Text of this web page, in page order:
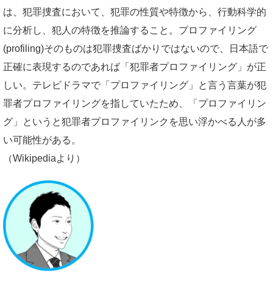
は、犯罪捜査において、犯罪の性質や特徴から、行動科学的
に分析し、犯人の特徴を推論すること。プロファイリング
(profiling)そのものは犯罪捜査ばかりではないので、日本語で
正確に表現するのであれば「犯罪者プロファイリング」が正
しい。テレビドラマで「プロファイリング」と言う言葉が犯
罪者プロファイリングを指していたため、「プロファイリン
グ」というと犯罪者プロファイリンクを思い浮かべる人が多
い可能性がある。
（Wikipediaより）